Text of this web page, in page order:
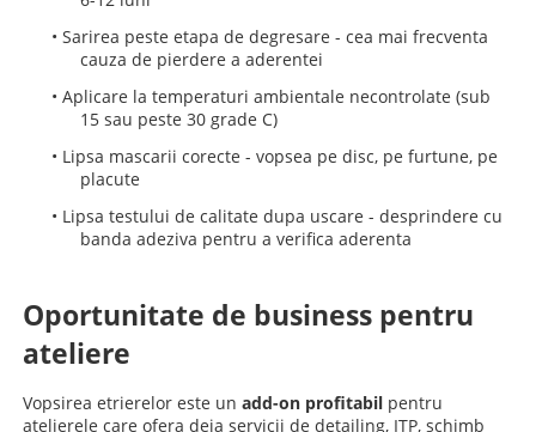
• Sarirea peste etapa de degresare - cea mai frecventa
cauza de pierdere a aderentei
• Aplicare la temperaturi ambientale necontrolate (sub
15 sau peste 30 grade C)
• Lipsa mascarii corecte - vopsea pe disc, pe furtune, pe
placute
• Lipsa testului de calitate dupa uscare - desprindere cu
banda adeziva pentru a verifica aderenta
Oportunitate de business pentru
ateliere
Vopsirea etrierelor este un add-on profitabil pentru
atelierele care ofera deja servicii de detailing, ITP, schimb